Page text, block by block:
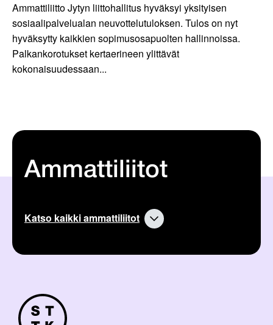
Ammattiliitto Jytyn liittohallitus hyväksyi yksityisen
sosiaalipalvelualan neuvottelutuloksen. Tulos on nyt
hyväksytty kaikkien sopimusosapuolten hallinnoissa.
Palkankorotukset kertaerineen ylittävät
kokonaisuudessaan...
Ammattiliitot
Katso kaikki ammattiliitot